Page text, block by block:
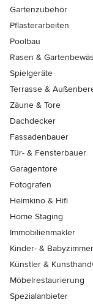
Gartenzubehör
Pflasterarbeiten
Poolbau
Rasen &
Spielgeräte
Terrasse &
Zäune & Tore
Dachdecker
Fassadenbauer
Tür- & Fensterbauer
Garagentore
Fotografen
Heimkino & Hifi
Home Staging
Immobilienmakler
Kinder- & Babyzimmer
Künstler &
Möbelrestaurierung
Spezialanbieter